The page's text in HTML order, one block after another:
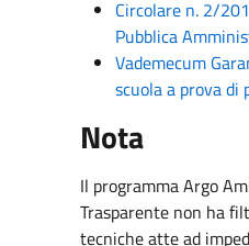
Circolare n. 2/
Pubblica
Vademecum
scuola a prova di
Nota
Il programma Argo
Trasparente non ha
tecniche atte ad